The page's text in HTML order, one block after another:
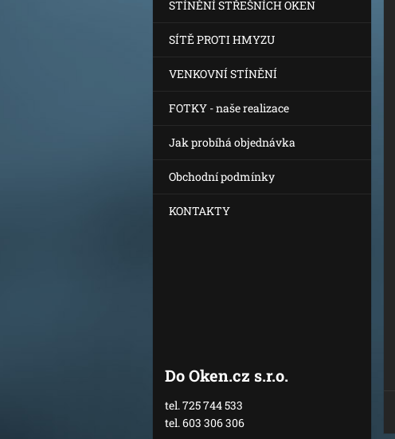
STÍNĚNÍ STŘEŠNÍCH OKEN
SÍTĚ PROTI HMYZU
VENKOVNÍ STÍNĚNÍ
FOTKY - naše realizace
Jak probíhá objednávka
Obchodní podmínky
KONTAKTY
Do Oken.cz s.r.o.
tel. 725 744 533
tel. 603 306 306